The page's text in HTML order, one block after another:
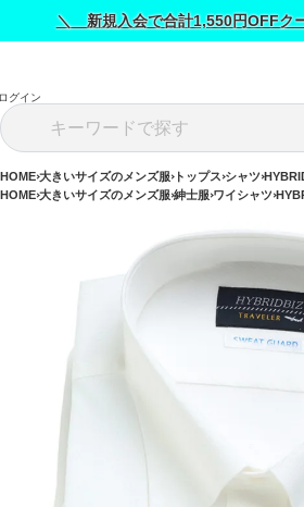
＼ 新規入会で合計1,550円OFFク
グイン
HOME 大きいサイズのメンズ服 トップス シャツ
HOME 大きいサイズのメンズ服 紳士服 ワイシャツ